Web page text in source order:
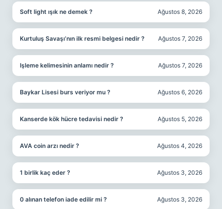
Soft light ışık ne demek ? Ağustos 8, 2026
Kurtuluş Savaşı’nın ilk resmi belgesi nedir ? Ağustos 7, 2026
Işleme kelimesinin anlamı nedir ? Ağustos 7, 2026
Baykar Lisesi burs veriyor mu ? Ağustos 6, 2026
Kanserde kök hücre tedavisi nedir ? Ağustos 5, 2026
AVA coin arzı nedir ? Ağustos 4, 2026
1 birlik kaç eder ? Ağustos 3, 2026
0 alınan telefon iade edilir mi ? Ağustos 3, 2026